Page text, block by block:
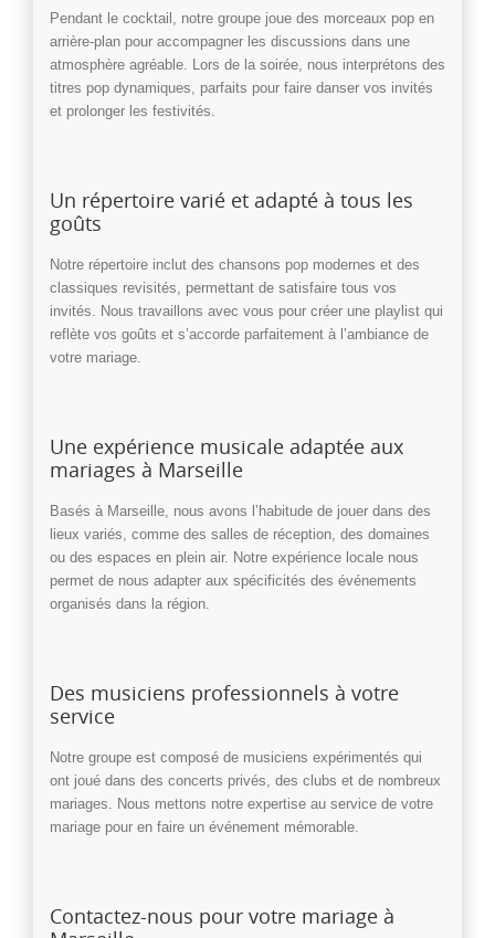
Pendant le cocktail, notre groupe joue des morceaux pop en
arrière-plan pour accompagner les discussions dans une
atmosphère agréable. Lors de la soirée, nous interprétons des
titres pop dynamiques, parfaits pour faire danser vos invités
et prolonger les festivités.
Un répertoire varié et adapté à tous les
goûts
Notre répertoire inclut des chansons pop modernes et des
classiques revisités, permettant de satisfaire tous vos
invités. Nous travaillons avec vous pour créer une playlist qui
reflète vos goûts et s’accorde parfaitement à l’ambiance de
votre mariage.
Une expérience musicale adaptée aux
mariages à Marseille
Basés à Marseille, nous avons l’habitude de jouer dans des
lieux variés, comme des salles de réception, des domaines
ou des espaces en plein air. Notre expérience locale nous
permet de nous adapter aux spécificités des événements
organisés dans la région.
Des musiciens professionnels à votre
service
Notre groupe est composé de musiciens expérimentés qui
ont joué dans des concerts privés, des clubs et de nombreux
mariages. Nous mettons notre expertise au service de votre
mariage pour en faire un événement mémorable.
Contactez-nous pour votre mariage à